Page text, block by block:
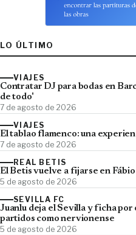
LO ÚLTIMO
VIAJES
Contratar DJ para bodas en
de todo'
7 de agosto de 2026
VIAJES
El tablao flamenco: una
7 de agosto de 2026
REAL BETIS
El Betis vuelve a fijarse en
5 de agosto de 2026
SEVILLA FC
Juanlu deja el Sevilla y ficha
partidos como nervionense
5 de agosto de 2026